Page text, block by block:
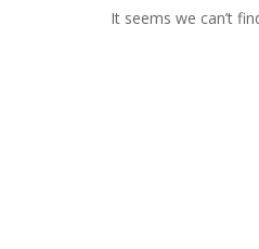
It seems we can’t